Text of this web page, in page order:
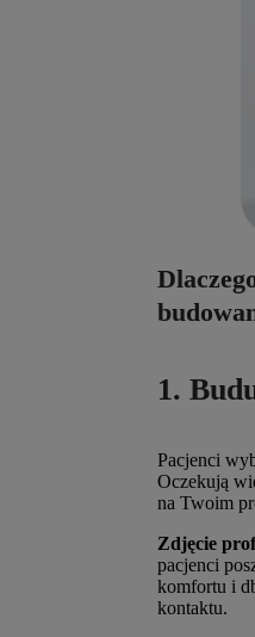
1.
Pacjenci
Oczekują
na Twoim
Zdjęcie
pacjenci
komfortu i
kontaktu.